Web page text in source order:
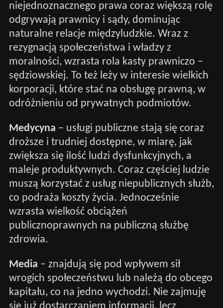
niejednoznacznego prawa coraz większą rolę
odgrywają prawnicy i sądy, dominując
naturalne relacje międzyludzkie. Wraz z
rezygnacją społeczeństwa i władzy z
moralności, wzrasta rola kasty prawniczo –
sędziowskiej. To też leży w interesie wielkich
korporacji, które stać na obsługę prawną, w
odróżnieniu od prywatnych podmiotów.
Medycyna – usługi publiczne stają się coraz
droższe i trudniej dostępne, w miarę, jak
zwiększa się ilość ludzi dysfunkcyjnych, a
maleje produktywnych. Coraz częściej ludzie
muszą korzystać z usług niepublicznych służb,
co podraża koszty życia. Jednocześnie
wzrasta wielkość obciążeń
publicznoprawnych na publiczną służbę
zdrowia.
Media – znajdują się pod wpływem sił
wrogich społeczeństwu lub należą do obcego
kapitału, co na jedno wychodzi. Nie zajmuję